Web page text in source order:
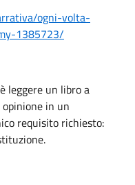
ogni-volta-
1385723/
leggere un libro a
in un
requisito richiesto: